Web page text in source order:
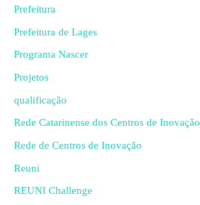
Prefeitura
Prefeitura de Lages
Programa Nascer
Projetos
qualificação
Rede Catarinense dos Centros de Inovação
Rede de Centros de Inovação
Reuni
REUNI Challenge